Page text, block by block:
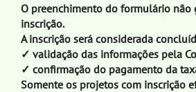
O preenchimento do formulário não
inscrição.
A inscrição será considerada
✓ validação das informações pela
✓ confirmação do pagamento da
Somente os projetos com inscrição